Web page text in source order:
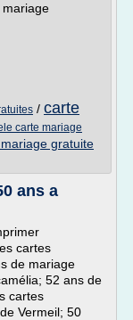
/ carte
carte mariage
gratuite
ans a
cartes
de mariage
52 ans de
cartes
Vermeil; 50